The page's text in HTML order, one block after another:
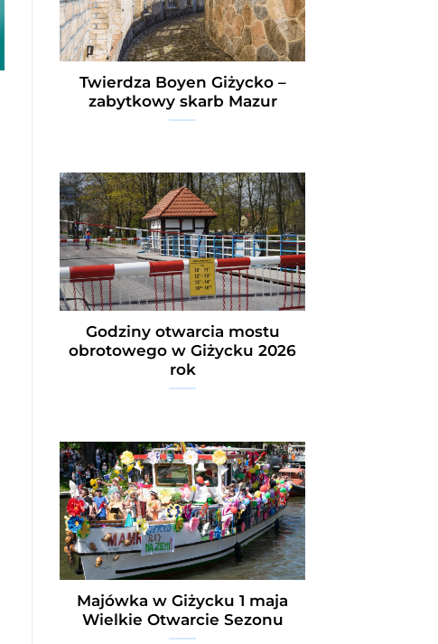
Twierdza Boyen Giżycko –
zabytkowy skarb Mazur
Godziny otwarcia mostu
obrotowego w Giżycku 2026
rok
Majówka w Giżycku 1 maja
Wielkie Otwarcie Sezonu